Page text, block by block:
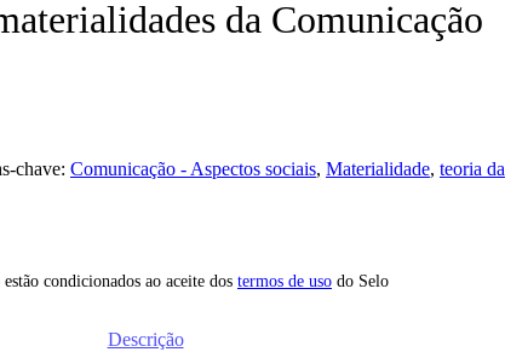
da Comunicação
chave: Comunicação - Aspectos sociais, Materialidade, teoria da
condicionados ao aceite dos termos de uso do Selo
Descrição